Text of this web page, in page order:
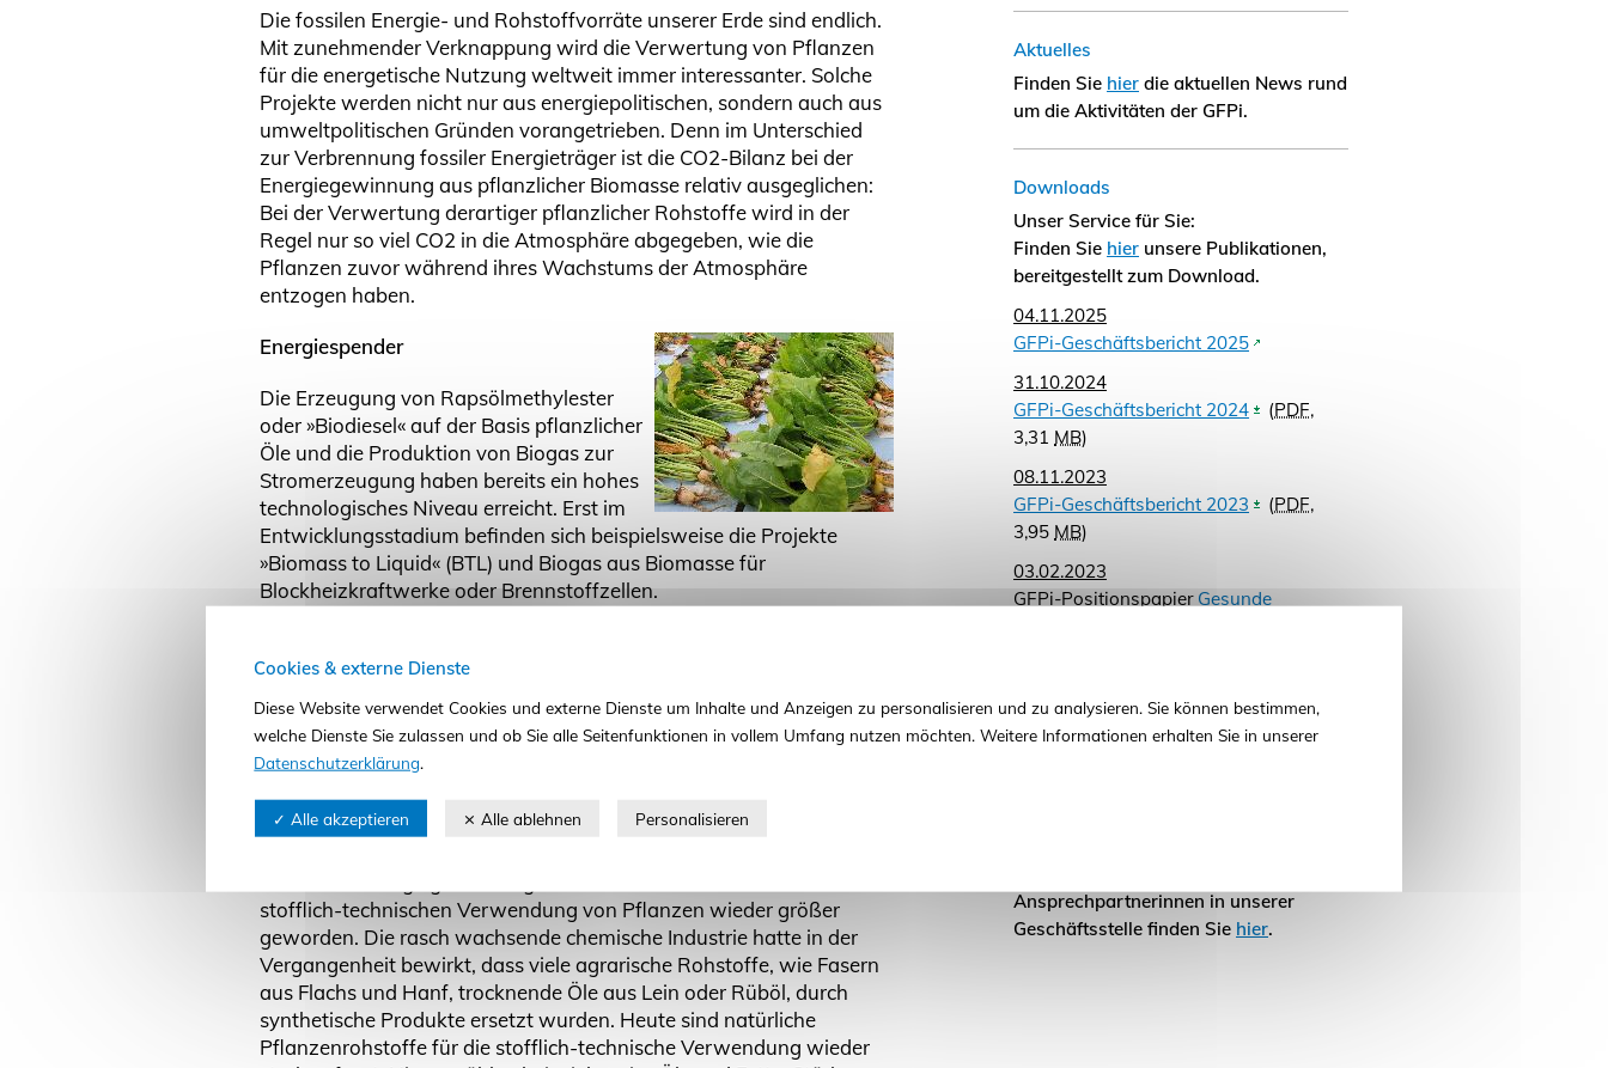
Die fossilen Energie- und Rohstoffvorräte unserer Erde sind endlich.
Mit zunehmender Verknappung wird die Verwertung von Pflanzen
für die energetische Nutzung weltweit immer interessanter. Solche
Projekte werden nicht nur aus energiepolitischen, sondern auch aus
umweltpolitischen Gründen vorangetrieben. Denn im Unterschied
zur Verbrennung fossiler Energieträger ist die CO2-Bilanz bei der
Energiegewinnung aus pflanzlicher Biomasse relativ ausgeglichen:
Bei der Verwertung derartiger pflanzlicher Rohstoffe wird in der
Regel nur so viel CO2 in die Atmosphäre abgegeben, wie die
Pflanzen zuvor während ihres Wachstums der Atmosphäre
entzogen haben.
Energiespender
Die Erzeugung von Rapsölmethylester
oder »Biodiesel« auf der Basis pflanzlicher
Öle und die Produktion von Biogas zur
Stromerzeugung haben bereits ein hohes
technologisches Niveau erreicht. Erst im
Entwicklungsstadium befinden sich beispielsweise die Projekte
»Biomass to Liquid« (BTL) und Biogas aus Biomasse für
Blockheizkraftwerke oder Brennstoffzellen.
müssen die Züchter die für die Energiegewinnung verwendbare
Masse der pflanzlichen Organe (Spross, Wurzel/Knolle, Früchte)
steigern. Darüber hinaus streben sie an, alle erforderlichen
Anbaueigenschaften, wie Krankheits- und Stressresistenz oder
Nährstoffeffizienz, für die Biomasseproduktion zu verbessern.
Rohstofflieferant
stofflich-technischen Verwendung von Pflanzen wieder größer
geworden. Die rasch wachsende chemische Industrie hatte in der
Vergangenheit bewirkt, dass viele agrarische Rohstoffe, wie Fasern
aus Flachs und Hanf, trocknende Öle aus Lein oder Rüböl, durch
synthetische Produkte ersetzt wurden. Heute sind natürliche
Pflanzenrohstoffe für die stofflich-technische Verwendung wieder
Aktuelles
Finden Sie hier die aktuellen News rund
um die Aktivitäten der GFPi.
Downloads
Unser Service für Sie:
Finden Sie hier unsere Publikationen,
bereitgestellt zum Download.
04.11.2025
GFPi-Geschäftsbericht 2025
31.10.2024
GFPi-Geschäftsbericht 2024
(PDF,
3,31 MB)
08.11.2023
GFPi-Geschäftsbericht 2023
(PDF,
3,95 MB)
03.02.2023
GFPi-Positionspapier Gesunde
344,67KB)
Ansprechpartnerinnen in unserer
Geschäftsstelle finden Sie hier.
Cookies & externe Dienste
Diese Website verwendet Cookies und externe Dienste um Inhalte und Anzeigen zu personalisieren und zu analysieren. Sie können bestimmen,
welche Dienste Sie zulassen und ob Sie alle Seitenfunktionen in vollem Umfang nutzen möchten. Weitere Informationen erhalten Sie in unserer
Datenschutzerklärung.